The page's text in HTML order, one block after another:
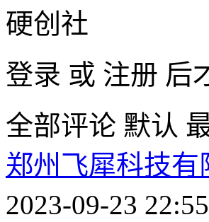
硬创社
登录 或 注册 后
全部评论 默认
郑州飞犀科技有
2023-09-23